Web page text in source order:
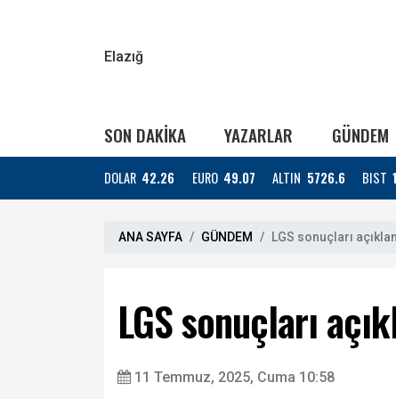
Elazığ
SON DAKİKA YAZARLAR GÜNDEM
DOLAR 42.26 EURO 49.07 ALTIN 5726.6 BIST
ANA SAYFA GÜNDEM LGS sonuçları
LGS sonuçları
11 Temmuz, 2025, Cuma 10:58